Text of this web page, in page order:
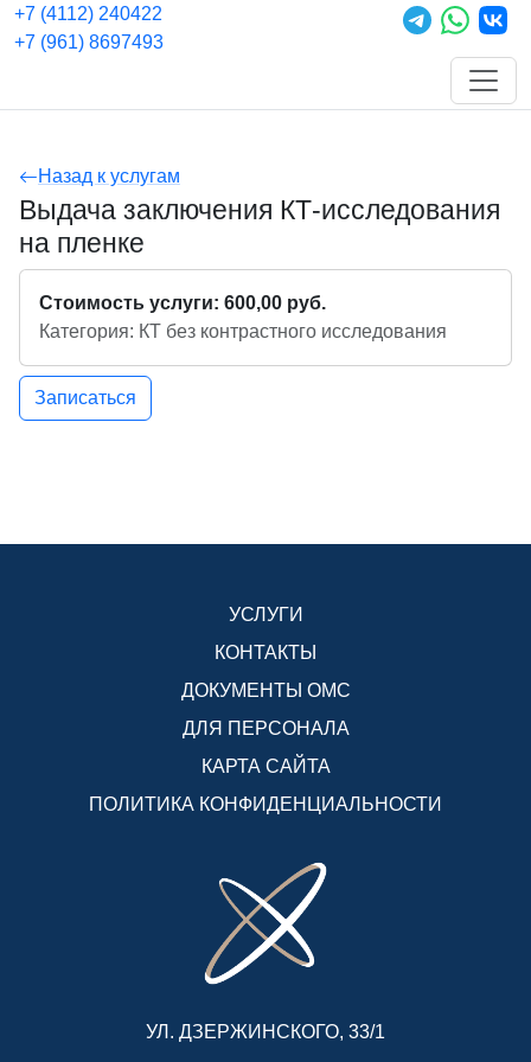
+7 (4112) 240422
+7 (961) 8697493
Назад к услугам
Выдача заключения КТ-исследования
на пленке
Стоимость услуги: 600,00 руб.
Категория: КТ без контрастного исследования
Записаться
УСЛУГИ
КОНТАКТЫ
ДОКУМЕНТЫ ОМС
ДЛЯ ПЕРСОНАЛА
КАРТА САЙТА
ПОЛИТИКА КОНФИДЕНЦИАЛЬНОСТИ
УЛ. ДЗЕРЖИНСКОГО, 33/1